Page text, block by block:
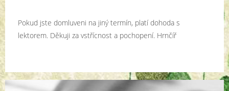
Pokud jste domluveni na jiný termín, platí dohoda s
lektorem. Děkuji za vstřícnost a pochopení. Hrnčíř